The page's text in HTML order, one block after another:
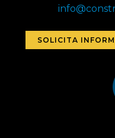
SOLICITA